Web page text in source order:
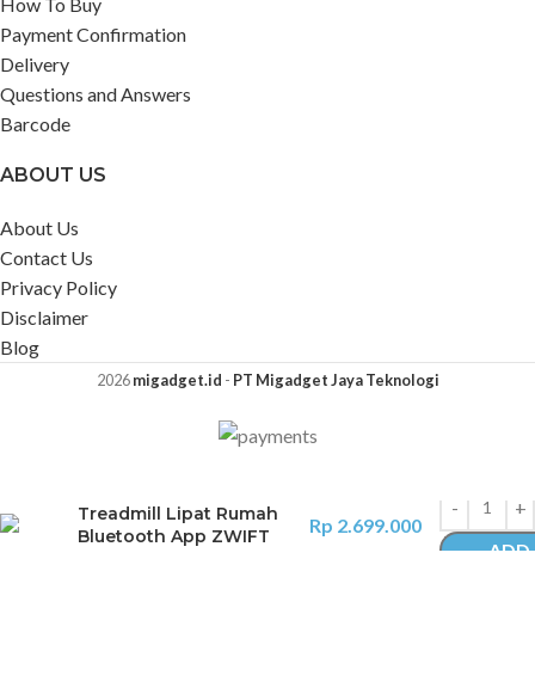
Payment Confirmation
Delivery
Questions and Answers
Barcode
ABOUT US
About Us
Contact Us
Privacy Policy
Disclaimer
Blog
2026migadget.id - PT Migadget Jaya Teknologi
Treadmill Lipat Rumah
Bluetooth App ZWIFT
Rp 2.699.000
ADD